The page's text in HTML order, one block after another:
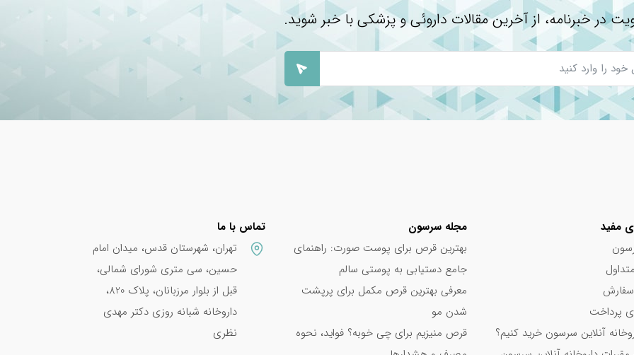
۱۶۷%
۱۳۶%
۲۴%
**
**
است.
بدنسازی
در خبرنامه، از آخرین مقالات داروئی و پزشکی با خبر شوید.
مفید
پرداخت
آنلاین سرسون خرید کنیم؟
مجله سرسون
بهترین قرص برای پوست صورت: راهنمای
جامع دستیابی به پوستی سالم
معرفی بهترین قرص مکمل برای پرپشت
شدن مو
قرص منیزیم برای چی خوبه؟ فواید، نحوه
تماس با ما
تهران، شهرستان قدس، میدان امام
حسین، سی متری شورای شمالی،
قبل از بلوار مرزبانان، پلاک 820،
داروخانه شبانه روزی دکتر مهدی
نظری